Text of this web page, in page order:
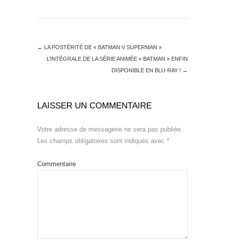
← LA POSTÉRITÉ DE « BATMAN V SUPERMAN »
L’INTÉGRALE DE LA SÉRIE ANIMÉE « BATMAN » ENFIN
DISPONIBLE EN BLU-RAY ! →
LAISSER UN COMMENTAIRE
Votre adresse de messagerie ne sera pas publiée.
Les champs obligatoires sont indiqués avec *
Commentaire